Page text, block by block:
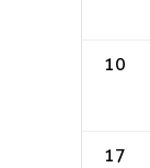
10
17